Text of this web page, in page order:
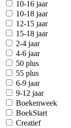
10-16 jaar
10-18 jaar
12-15 jaar
15-18 jaar
2-4 jaar
4-6 jaar
50 plus
55 plus
6-9 jaar
9-12 jaar
Boekenweek
BoekStart
Creatief